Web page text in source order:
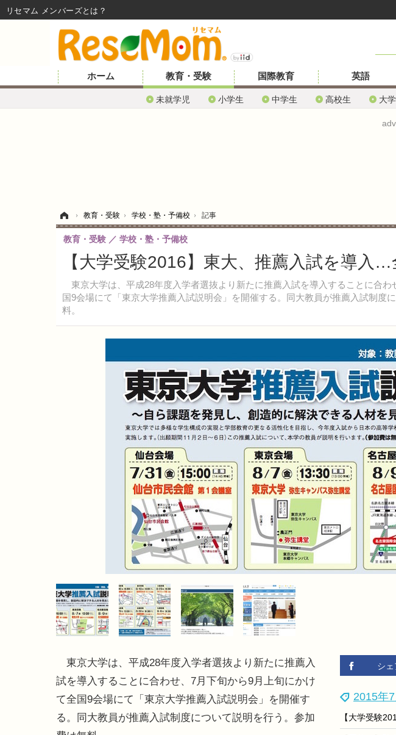
ホーム 教育・受験
未就学児 小学生 中学生 高校生 大
国際教育 英語
› 教育・受験 › 学校・塾・予備校 › 記事
【大学受験2016】東大、推薦入試を導入
東京大学は、平成28年度入学者選抜より新たに推薦入試を導入することに合わ
国9会場にて「東京大学推薦入試説明会」を開催する。同大教員が推薦入試制度
料。
教育・受験 学校・塾・予備校
シェ
2015年
東京大学は、平成28年度入学者選抜より新たに推薦入
試を導入することに合わせ、7月下旬から9月上旬にかけ
て全国9会場にて「東京大学推薦入試説明会」を開催す
る。同大教員が推薦入試制度について説明を行う。参加
リセマム メンバーズ